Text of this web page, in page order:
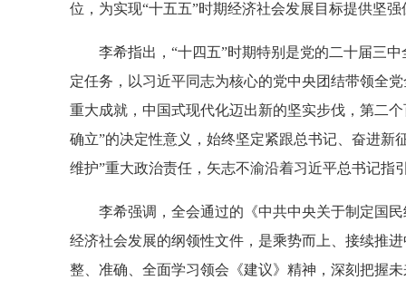
位，为实现“十五五”时期经济社会发展目标提供坚强
李希指出，“十四五”时期特别是党的二十届三中
定任务，以习近平同志为核心的党中央团结带领全
重大成就，中国式现代化迈出新的坚实步伐，第二
确立”的决定性意义，始终坚定紧跟总书记、奋进新
维护”重大政治责任，矢志不渝沿着习近平总书记指
李希强调，全会通过的《中共中央关于制定国民
经济社会发展的纲领性文件，是乘势而上、接续推
整、准确、全面学习领会《建议》精神，深刻把握